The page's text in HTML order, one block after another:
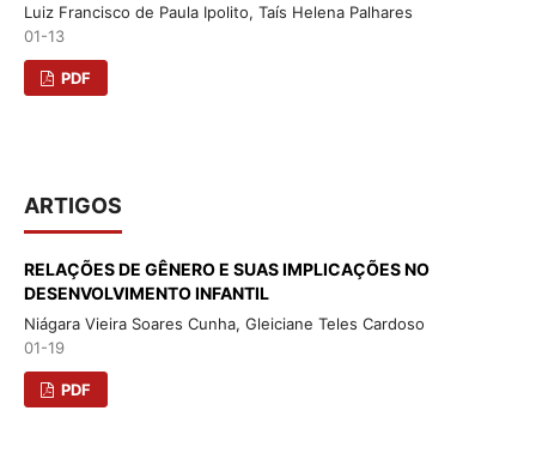
Luiz Francisco de Paula Ipolito, Taís Helena Palhares
01-13
PDF
ARTIGOS
RELAÇÕES DE GÊNERO E SUAS IMPLICAÇÕES NO
DESENVOLVIMENTO INFANTIL
Niágara Vieira Soares Cunha, Gleiciane Teles Cardoso
01-19
PDF